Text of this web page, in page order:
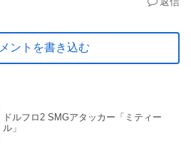
ントを書き込む
ドルフロ2 SMGアタッカー「ミティー
ル」